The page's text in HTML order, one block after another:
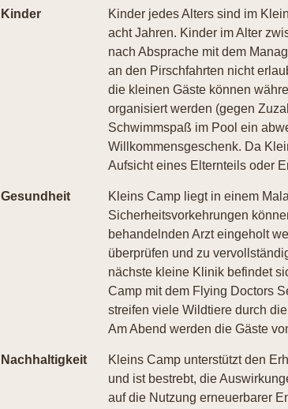
Kinder
Kinder jedes Alters sind im
acht Jahren. Kinder im Alter
nach Absprache mit dem
an den Pirschfahrten nicht
die kleinen Gäste können
organisiert werden (gegen
Schwimmspaß im Pool ein
Willkommensgeschenk. Da
Aufsicht eines Elternteils oder
Gesundheit
Kleins Camp liegt in einem
Sicherheitsvorkehrungen
behandelnden Arzt eingeholt
überprüfen und zu
nächste kleine Klinik befindet
Camp mit dem Flying Doctors
streifen viele Wildtiere durch
Am Abend werden die Gäste
Nachhaltigkeit
Kleins Camp unterstützt den
und ist bestrebt, die
auf die Nutzung erneuerbarer